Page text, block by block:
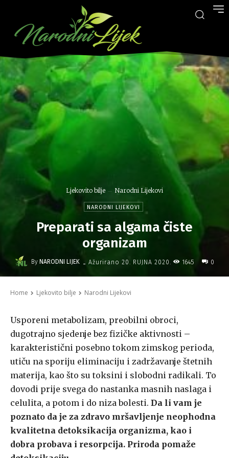
Ljekovito bilje Narodni Lijekovi
NARODNI LIJEKOVI
Preparati sa algama čiste
organizam
By NARODNI LIJEK - Ažurirano 20. RUJNA 2020. 1645 0
Home Ljekovito bilje Narodni Lijekovi
Usporeni metabolizam, preobilni obroci,
dugotrajno sjedenje bez fizičke aktivnosti –
karakteristični posebno tokom zimskog perioda,
utiču na sporiju eliminaciju i zadržavanje štetnih
materija, kao što su toksini i slobodni radikali. To
dovodi prije svega do nastanka masnih naslaga i
celulita, a potom i do niza bolesti. Da li vam je
poznato da je za zdravo mršavljenje neophodna
kvalitetna detoksikacija organizma, kao i
dobra probava i resorpcija. Priroda pomaže